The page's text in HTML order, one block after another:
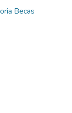
Becas